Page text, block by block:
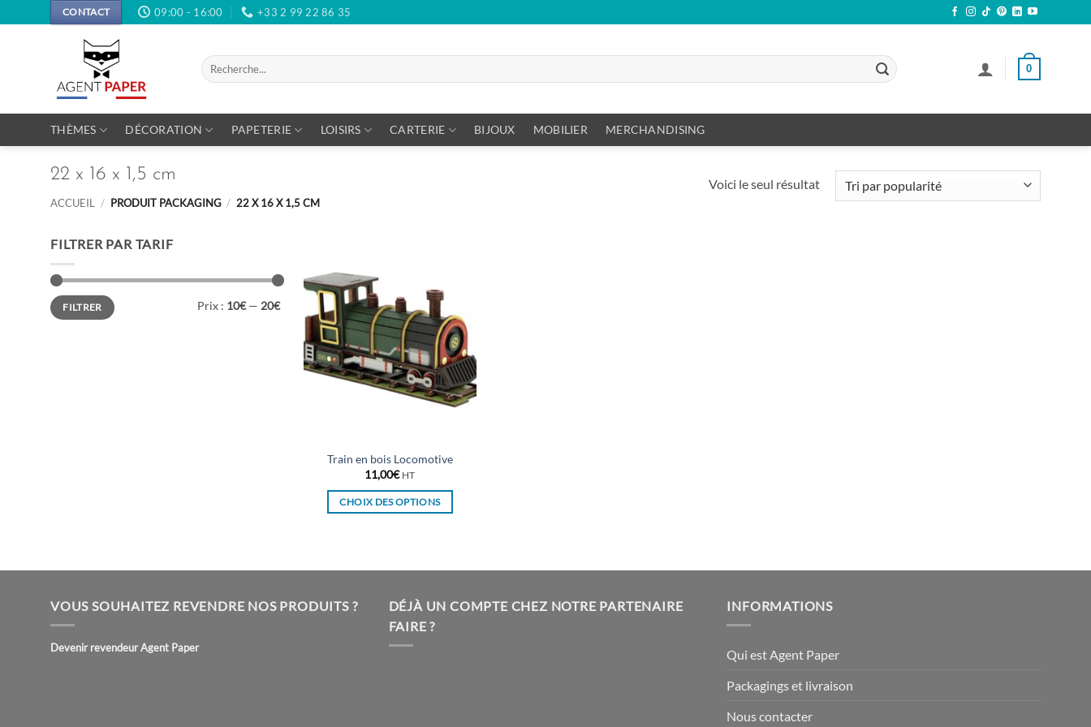
au
CONTACT 09:00 - 16:00 +33 2 99 22 86 35
Recherche
pour :
0
THÈMES DÉCORATION PAPETERIE LOISIRS CARTERIE BIJOUX MOBILIER MERCHANDISING
22 x 16 x 1,5 cm
ACCUEIL / PRODUIT PACKAGING / 22 X 16 X 1,5 CM
Voici le seul résultat
FILTRER PAR TARIF
Prix
min
Prix
maxFILTRER Prix : 10€— 20€
Train en bois Locomotive
11,00€ HT
CHOIX DES OPTIONS
variations.
Les
options
VOUS SOUHAITEZ REVENDRE NOS PRODUITS ?
Devenir revendeur Agent Paper
DÉJÀ UN COMPTE CHEZ NOTRE PARTENAIRE
FAIRE ?
INFORMATIONS
Qui est Agent Paper
Packagings et livraison
Nous contacter